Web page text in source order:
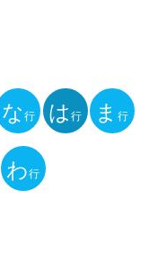
な行 は行 ま行
わ行